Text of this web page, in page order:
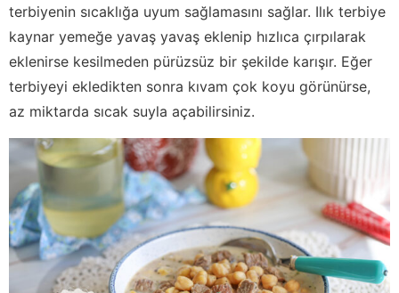
terbiyenin sıcaklığa uyum sağlamasını sağlar. Ilık terbiye
kaynar yemeğe yavaş yavaş eklenip hızlıca çırpılarak
eklenirse kesilmeden pürüzsüz bir şekilde karışır. Eğer
terbiyeyi ekledikten sonra kıvam çok koyu görünürse,
az miktarda sıcak suyla açabilirsiniz.